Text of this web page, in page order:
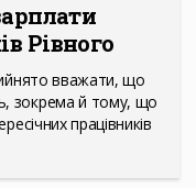
Рівного
вважати, що
зокрема й тому, що
працівників